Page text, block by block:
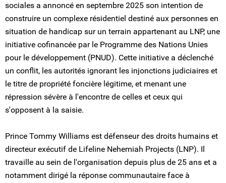
sociales a annoncé en septembre 2025 son intention de
construire un complexe résidentiel destiné aux personnes en
situation de handicap sur un terrain appartenant au LNP, une
initiative cofinancée par le Programme des Nations Unies
pour le développement (PNUD). Cette initiative a déclenché
un conflit, les autorités ignorant les injonctions judiciaires et
le titre de propriété foncière légitime, et menant une
répression sévère à l'encontre de celles et ceux qui
s'opposent à la saisie.
Prince Tommy Williams est défenseur des droits humains et
directeur exécutif de Lifeline Nehemiah Projects (LNP). Il
travaille au sein de l'organisation depuis plus de 25 ans et a
notamment dirigé la réponse communautaire face à